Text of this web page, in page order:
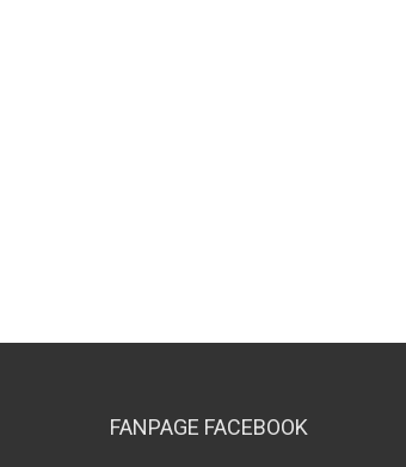
FANPAGE FACEBOOK